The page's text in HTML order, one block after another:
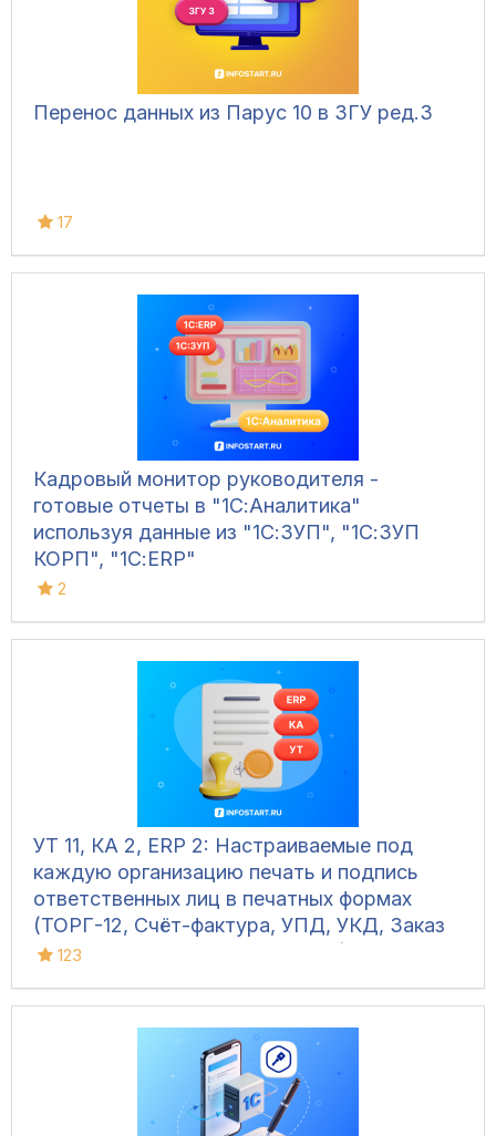
Перенос данных из Парус 10 в ЗГУ ред.3
17
Кадровый монитор руководителя -
готовые отчеты в "1С:Аналитика"
используя данные из "1С:ЗУП", "1С:ЗУП
КОРП", "1С:ERP"
2
УТ 11, КА 2, ERP 2: Настраиваемые под
каждую организацию печать и подпись
ответственных лиц в печатных формах
(ТОРГ-12, Счёт-фактура, УПД, УКД, Заказ
клиента, Акт сверки, М-15 и др.)
123